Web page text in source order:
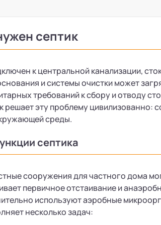
септик
к центральной канализации,
и системы очистки может
требований к сбору и отводу
решает эту проблему цивилизованно:
среды.
септика
сооружения для частного дома
первичное отстаивание и
используют аэробные
несколько задач: